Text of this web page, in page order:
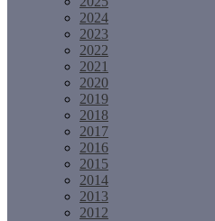
2024
2023
2022
2021
2020
2019
2018
2017
2016
2015
2014
2013
2012